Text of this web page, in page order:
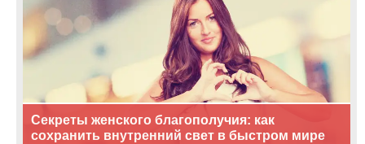
Секреты женского благополучия: как
сохранить внутренний свет в быстром мире